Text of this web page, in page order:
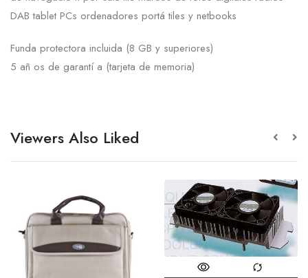
DAB tablet PCs ordenadores portá tiles y netbooks
Funda protectora incluida (8 GB y superiores)
5 añ os de garantí a (tarjeta de memoria)
Viewers Also Liked